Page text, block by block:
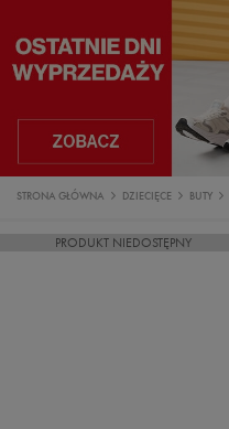
STRONA GŁÓWNA DZIECIĘCE BUTY
PRODUKT NIEDOSTĘPNY